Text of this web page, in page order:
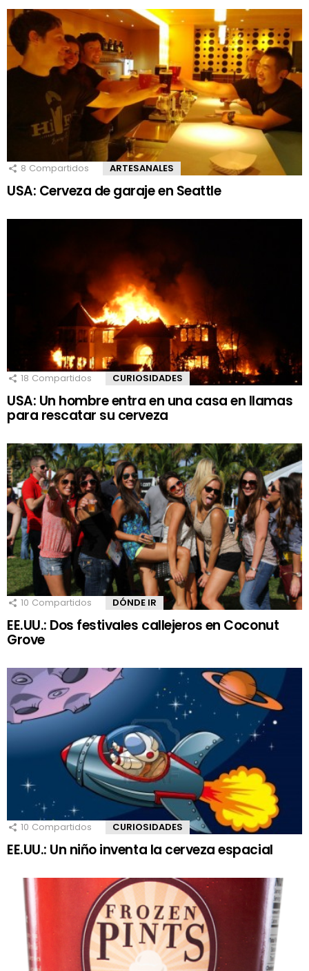
8 Compartidos ARTESANALES
USA: Cerveza de garaje en Seattle
18 Compartidos CURIOSIDADES
USA: Un hombre entra en una casa en llamas
para rescatar su cerveza
10 Compartidos DÓNDE IR
EE.UU.: Dos festivales callejeros en Coconut
Grove
10 Compartidos CURIOSIDADES
EE.UU.: Un niño inventa la cerveza espacial